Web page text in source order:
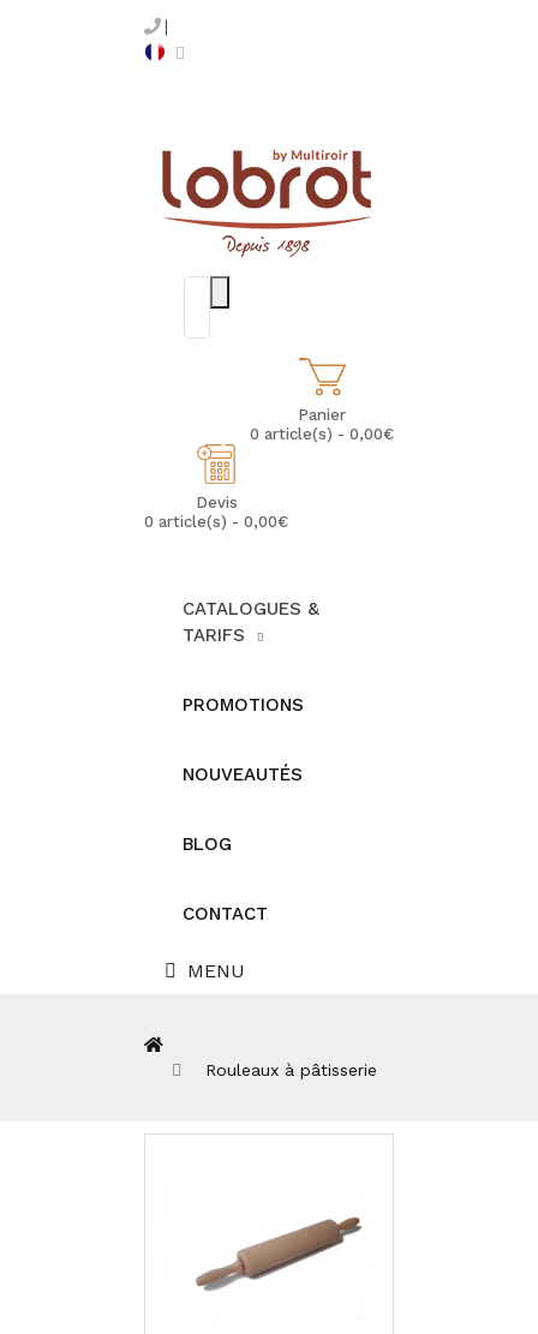
Panier
0 article(s) - 0,00€
Devis
0 article(s) - 0,00€
CATALOGUES &
TARIFS
PROMOTIONS
NOUVEAUTÉS
BLOG
CONTACT
MENU
Rouleaux à pâtisserie